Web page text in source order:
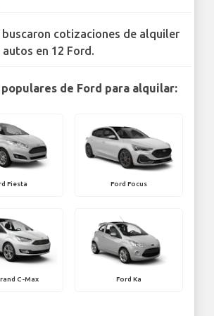
buscaron cotizaciones de alquiler
autos en 12 Ford.
de Ford para alquilar:
Fiesta Ford Focus
C-Max Ford Ka